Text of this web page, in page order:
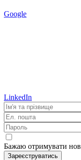
Google
LinkedIn
Бажаю отримувати
Зареєструватись